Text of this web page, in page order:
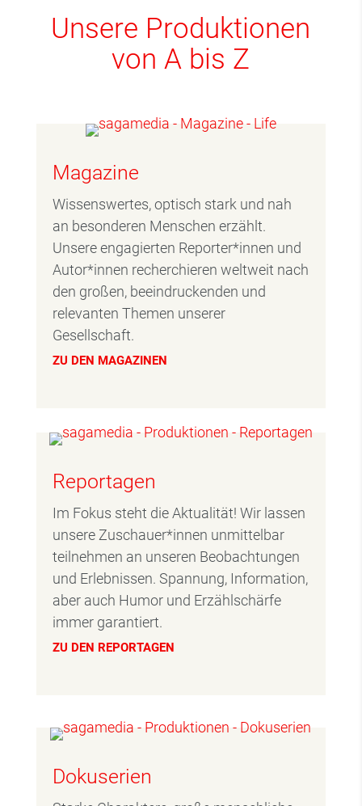
Unsere Produktionen
von A bis Z
Magazine
Wissenswertes, optisch stark und nah
an besonderen Menschen erzählt.
Unsere engagierten Reporter*innen und
Autor*innen recherchieren weltweit nach
den großen, beeindruckenden und
relevanten Themen unserer
Gesellschaft.
ZU DEN MAGAZINEN
Reportagen
Im Fokus steht die Aktualität! Wir lassen
unsere Zuschauer*innen unmittelbar
teilnehmen an unseren Beobachtungen
und Erlebnissen. Spannung, Information,
aber auch Humor und Erzählschärfe
immer garantiert.
ZU DEN REPORTAGEN
Dokuserien